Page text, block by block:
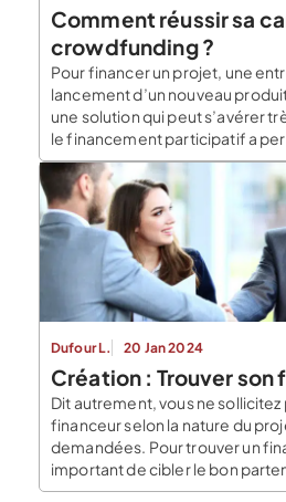
Comment réussir sa
crowdfunding ?
Pour financer un projet, une
lancement d’un nouveau
une solution qui peut s’avérer
le financement participatif a
de 630 millions d’euros
offert la possibilité à de
donner une réalité à leur projet
Dufour L. 20 Jan 2024
Création : Trouver
Dit autrement, vous ne sollicitez
financeur selon la nature du
demandées. Pour trouver un
important de cibler le bon
permet d’éviter de perdre du